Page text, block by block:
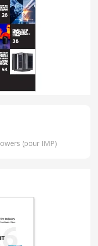
(pour IMP)